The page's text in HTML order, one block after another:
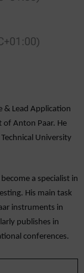
& Lead Application
of Anton Paar. He
University
a specialist in
His main task
instruments in
publishes in
conferences.